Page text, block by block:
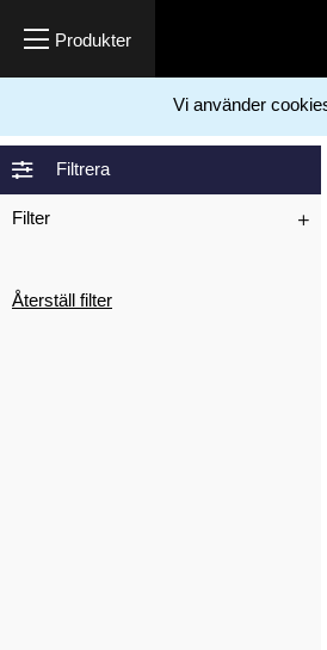
Vi använder
Filtrera
Filter
Återställ filter